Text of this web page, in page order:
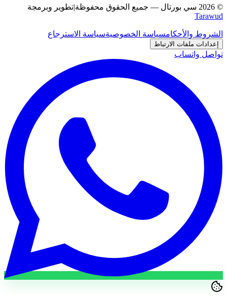
©
2026 سي بورتال — جميع الحقوق محفوظة|تطوير وبرمجة
Tarawud
الشروط والأحكامسياسة الخصوصيةسياسة الاسترجاع
إعدادات ملفات الارتباط
تواصل واتساب